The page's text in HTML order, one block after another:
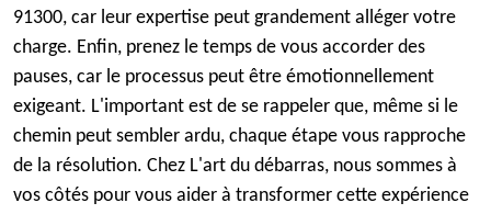
91300, car leur expertise peut grandement alléger votre
charge. Enfin, prenez le temps de vous accorder des
pauses, car le processus peut être émotionnellement
exigeant. L'important est de se rappeler que, même si le
chemin peut sembler ardu, chaque étape vous rapproche
de la résolution. Chez L'art du débarras, nous sommes à
vos côtés pour vous aider à transformer cette expérience